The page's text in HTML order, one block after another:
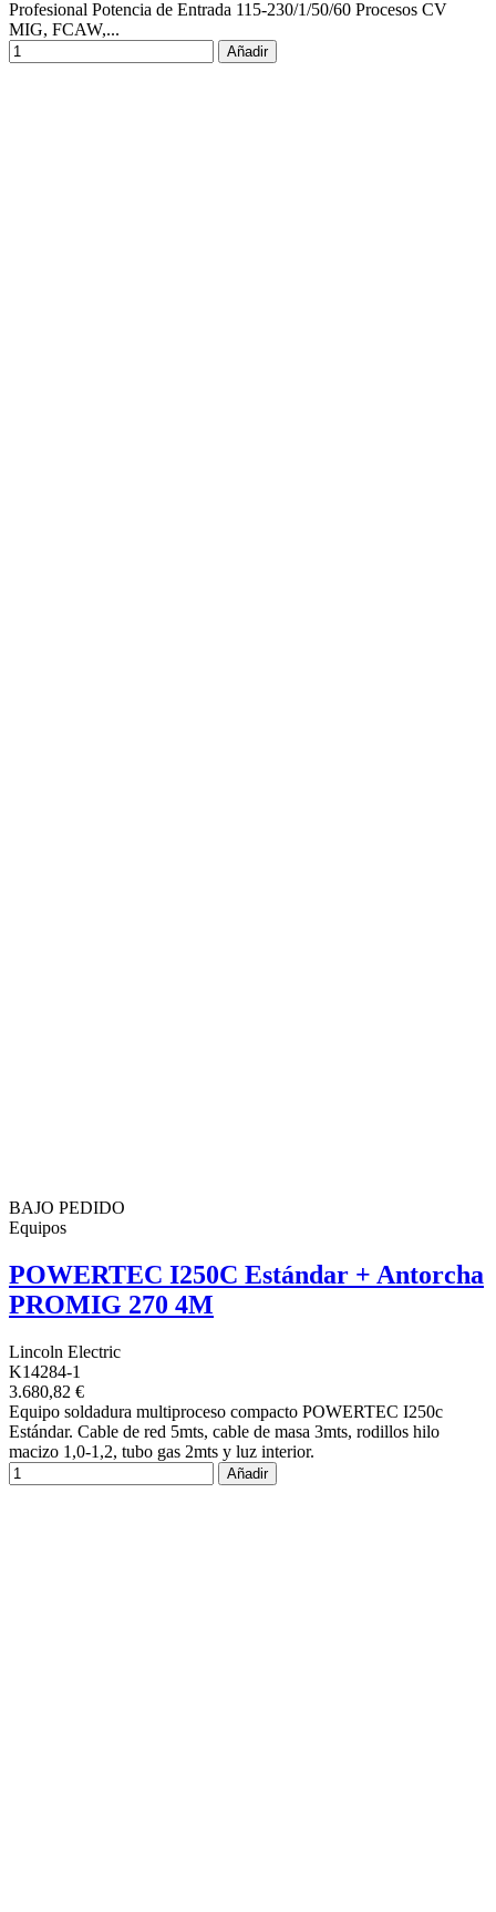
Profesional Potencia de Entrada 115-230/1/50/60 Procesos CV
MIG, FCAW,...
Añadir
BAJO PEDIDO
Equipos
POWERTEC I250C Estándar + Antorcha
PROMIG 270 4M
Lincoln Electric
K14284-1
3.680,82 €
Equipo soldadura multiproceso compacto POWERTEC I250c
Estándar. Cable de red 5mts, cable de masa 3mts, rodillos hilo
macizo 1,0-1,2, tubo gas 2mts y luz interior.
Añadir